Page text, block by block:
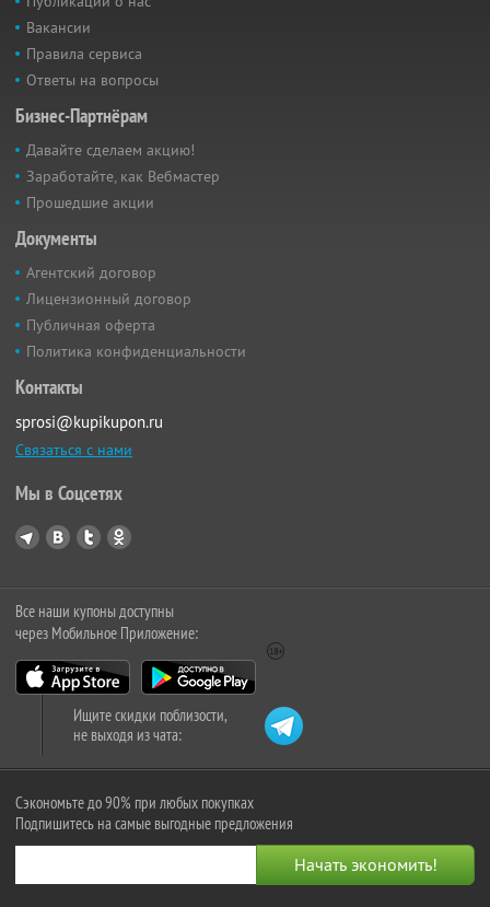
Вакансии
Правила сервиса
Ответы на вопросы
Бизнес-Партнёрам
Давайте сделаем акцию!
Заработайте, как Вебмастер
Прошедшие акции
Документы
Агентский договор
Лицензионный договор
Публичная оферта
Политика конфиденциальности
Контакты
sprosi@kupikupon.ru
Связаться с нами
Мы в Соцсетях
Все наши купоны доступны
через Мобильное Приложение:
Ищите скидки поблизости,
не выходя из чата:
Сэкономьте до 90% при любых покупках
Подпишитесь на самые выгодные предложения